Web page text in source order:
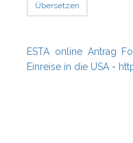
Übersetzen
ESTA online Antrag
Einreise in die USA -